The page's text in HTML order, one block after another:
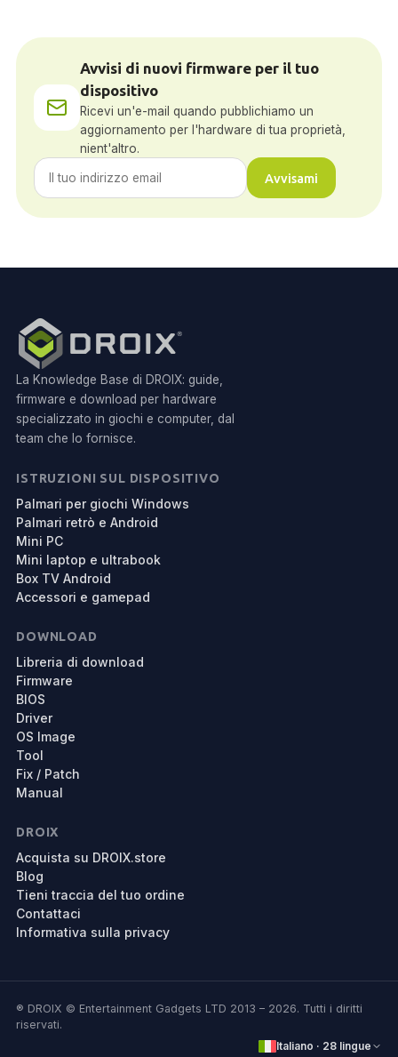
Avvisi di nuovi firmware per il tuo
dispositivo
Ricevi un'e-mail quando pubblichiamo un
aggiornamento per l'hardware di tua proprietà,
nient'altro.
Avvisami
La Knowledge Base di DROIX: guide,
firmware e download per hardware
specializzato in giochi e computer, dal
team che lo fornisce.
ISTRUZIONI SUL DISPOSITIVO
Palmari per giochi Windows
Palmari retrò e Android
Mini PC
Mini laptop e ultrabook
Box TV Android
Accessori e gamepad
DOWNLOAD
Libreria di download
Firmware
BIOS
Driver
OS Image
Tool
Fix / Patch
Manual
DROIX
Acquista su DROIX.store
Blog
Tieni traccia del tuo ordine
Contattaci
Informativa sulla privacy
® DROIX © Entertainment Gadgets LTD 2013 – 2026. Tutti i diritti
riservati.
Italiano · 28 lingue